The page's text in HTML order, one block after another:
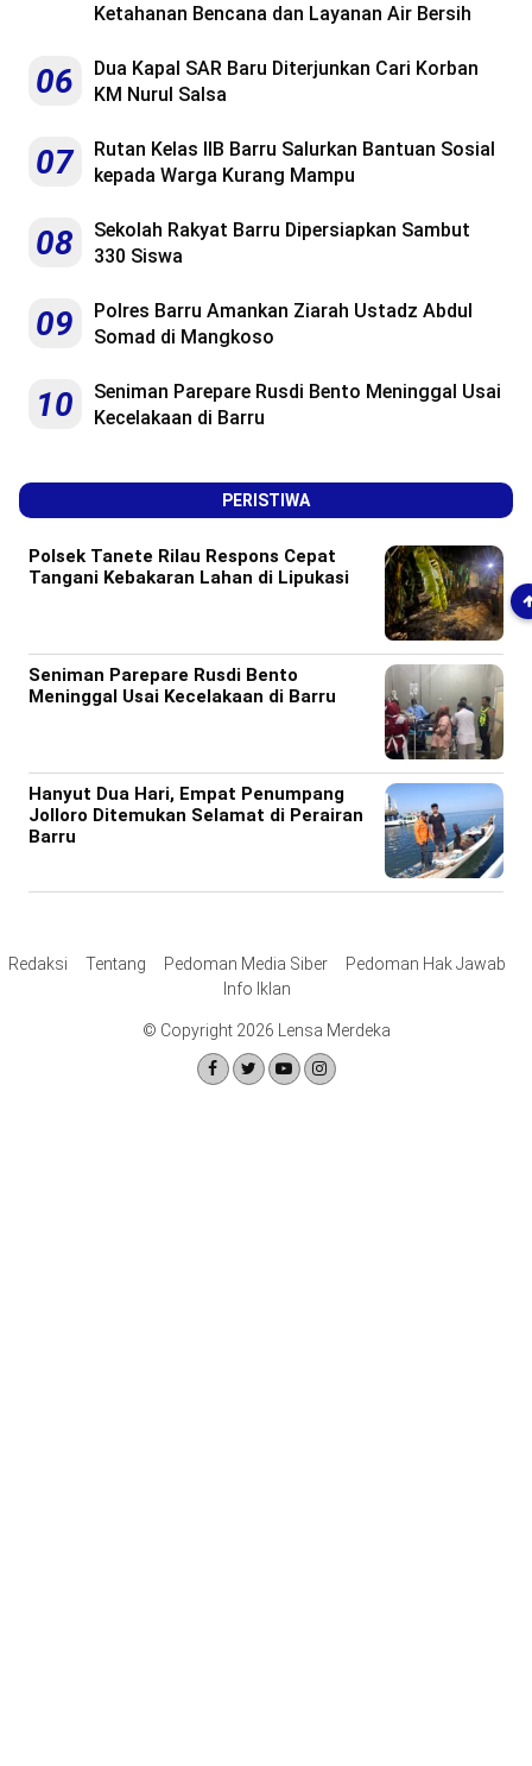
Ketahanan Bencana dan Layanan Air Bersih
06
Dua Kapal SAR Baru Diterjunkan Cari Korban
KM Nurul Salsa
07
Rutan Kelas IIB Barru Salurkan Bantuan Sosial
kepada Warga Kurang Mampu
08
Sekolah Rakyat Barru Dipersiapkan Sambut
330 Siswa
09
Polres Barru Amankan Ziarah Ustadz Abdul
Somad di Mangkoso
10
Seniman Parepare Rusdi Bento Meninggal Usai
Kecelakaan di Barru
PERISTIWA
Polsek Tanete Rilau Respons Cepat
Tangani Kebakaran Lahan di Lipukasi
Seniman Parepare Rusdi Bento
Meninggal Usai Kecelakaan di Barru
Hanyut Dua Hari, Empat Penumpang
Jolloro Ditemukan Selamat di Perairan
Barru
Redaksi Tentang Pedoman Media Siber
Pedoman Hak Jawab
Info Iklan
© Copyright 2026 Lensa Merdeka